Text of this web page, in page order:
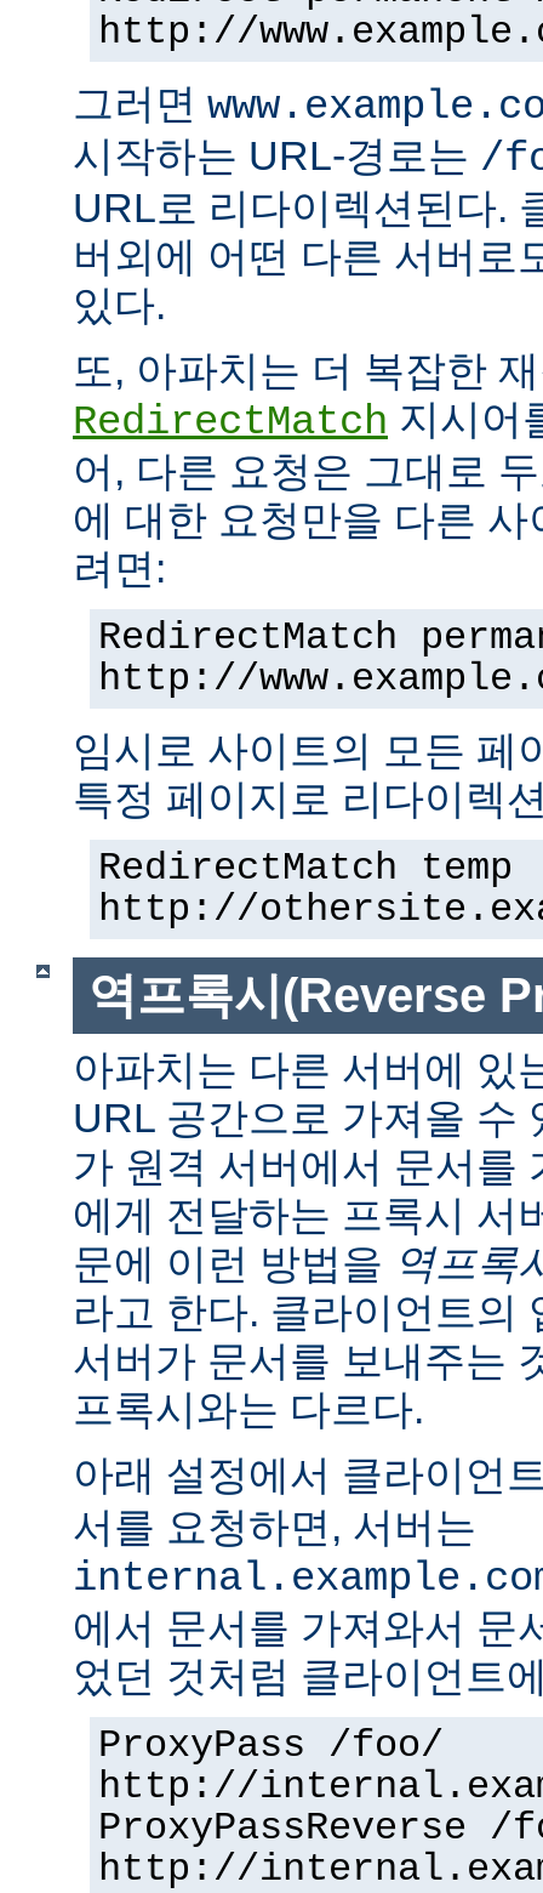
http://
그러면
시작하는 URL-경로는 /
URL로 리다이렉션된다.
버외에 어떤 다른 서버로
있다.
또, 아파치는 더 복잡한
RedirectMatch 지시어
어, 다른 요청은 그대로
에 대한 요청만을 다른
려면:
RedirectMatch
http://
임시로 사이트의 모든 페
특정 페이지로 리다이렉
RedirectMatch
http://
역프록시(Reverse
아파치는 다른 서버에 있
URL 공간으로 가져올 수
가 원격 서버에서 문서를
에게 전달하는 프록시 서
문에 이런 방법을 역프록
라고 한다. 클라이언트의
서버가 문서를 보내주는
프록시와는 다르다.
아래 설정에서 클라이언
서를 요청하면, 서버는
에서 문서를 가져와서 문
었던 것처럼 클라이언트
ProxyPass /foo/
http://
ProxyPassReverse /
http://